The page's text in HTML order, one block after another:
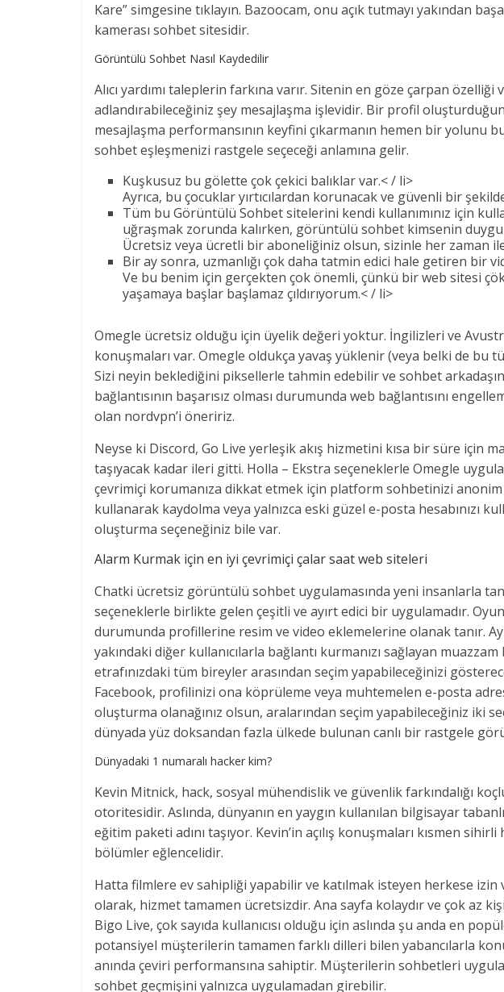
Kare” simgesine tıklayın. Bazoocam, onu açık tutmayı yakından
kamerası sohbet sitesidir.
Görüntülü Sohbet Nasıl Kaydedilir
Alıcı yardımı taleplerin farkına varır. Sitenin en göze çarpan
adlandırabileceğiniz şey mesajlaşma işlevidir. Bir profil
mesajlaşma performansının keyfini çıkarmanın hemen bir yolunu
sohbet eşleşmenizi rastgele seçeceği anlamına gelir.
Kuşkusuz bu gölette çok çekici balıklar var.< / li>
Ayrıca, bu çocuklar yırtıcılardan korunacak ve güvenli bir
Tüm bu Görüntülü Sohbet sitelerini kendi kullanımınız için
uğraşmak zorunda kalırken, görüntülü sohbet kimsenin
Ücretsiz veya ücretli bir aboneliğiniz olsun, sizinle her zaman
Bir ay sonra, uzmanlığı çok daha tatmin edici hale getiren bir
Ve bu benim için gerçekten çok önemli, çünkü bir web sitesi
yaşamaya başlar başlamaz çıldırıyorum.< / li>
Omegle ücretsiz olduğu için üyelik değeri yoktur. İngilizleri ve
konuşmaları var. Omegle oldukça yavaş yüklenir (veya belki de bu
Sizi neyin beklediğini piksellerle tahmin edebilir ve sohbet
bağlantısının başarısız olması durumunda web bağlantısını
olan nordvpn’i öneririz.
Neyse ki Discord, Go Live yerleşik akış hizmetini kısa bir süre için
taşıyacak kadar ileri gitti. Holla – Ekstra seçeneklerle Omegle
çevrimiçi korumanıza dikkat etmek için platform sohbetinizi
kullanarak kaydolma veya yalnızca eski güzel e-posta hesabınızı
oluşturma seçeneğiniz bile var.
Alarm Kurmak için en iyi çevrimiçi çalar saat web siteleri
Chatki ücretsiz görüntülü sohbet uygulamasında yeni insanlarla
seçeneklerle birlikte gelen çeşitli ve ayırt edici bir uygulamadır.
durumunda profillerine resim ve video eklemelerine olanak tanır.
yakındaki diğer kullanıcılarla bağlantı kurmanızı sağlayan
etrafınızdaki tüm bireyler arasından seçim yapabileceğinizi
Facebook, profilinizi ona köprüleme veya muhtemelen e-posta
oluşturma olanağınız olsun, aralarından seçim yapabileceğiniz iki
dünyada yüz doksandan fazla ülkede bulunan canlı bir rastgele
Dünyadaki 1 numaralı hacker kim?
Kevin Mitnick, hack, sosyal mühendislik ve güvenlik farkındalığı
otoritesidir. Aslında, dünyanın en yaygın kullanılan bilgisayar
eğitim paketi adını taşıyor. Kevin’in açılış konuşmaları kısmen
bölümler eğlencelidir.
Hatta filmlere ev sahipliği yapabilir ve katılmak isteyen herkese
olarak, hizmet tamamen ücretsizdir. Ana sayfa kolaydır ve çok az
Bigo Live, çok sayıda kullanıcısı olduğu için aslında şu anda en
potansiyel müşterilerin tamamen farklı dilleri bilen yabancılarla
anında çeviri performansına sahiptir. Müşterilerin sohbetleri
sohbet geçmişini yalnızca uygulamadan girebilir.